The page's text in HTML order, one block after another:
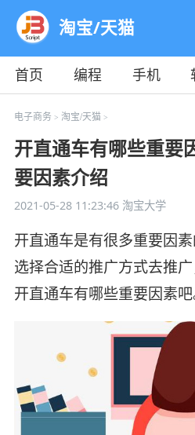
淘宝/天猫
首页 编程 手机
教程
平面
电子商务 > 淘宝/天猫 >
开直通车有哪些重要
要因素介绍
2021-05-28 11:23:46淘宝大学
开直通车是有很多重要因
选择合适的推广方式去推
开直通车有哪些重要因素吧